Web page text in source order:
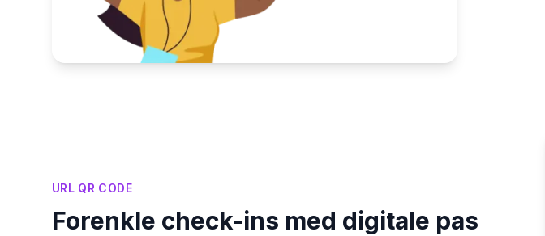
URL QR CODE
Forenkle check-ins med digitale pas